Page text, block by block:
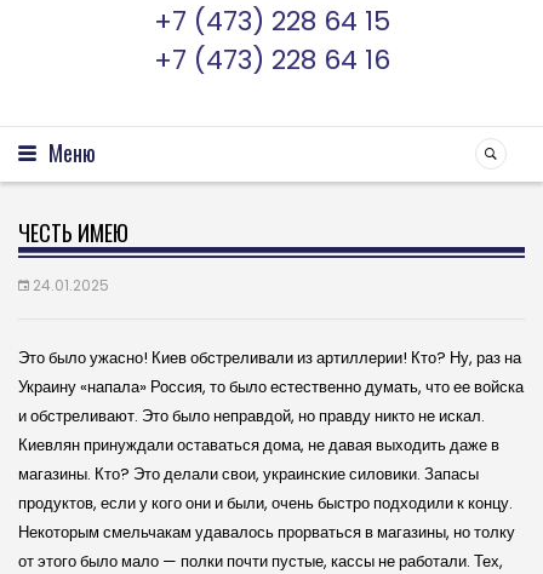
+7 (473) 228 64 15
+7 (473) 228 64 16
Меню
ЧЕСТЬ ИМЕЮ
24.01.2025
Это было ужасно! Киев обстреливали из артиллерии! Кто? Ну, раз на
Украину «напала» Россия, то бы­ло естественно думать, что ее войска
и обстреливают. Это было неправдой, но правду никто не искал.
Киевлян принуждали оставаться дома, не давая выходить даже в
магазины. Кто? Это делали свои, украинские силовики. Запасы
продуктов, если у кого они и были, очень быстро подходили к концу.
Некоторым смельчакам удавалось прорваться в магазины, но толку
от этого было мало — полки почти пустые, кассы не работали. Тех,